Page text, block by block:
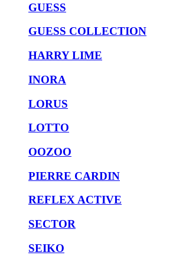
GUESS
GUESS COLLECTION
HARRY LIME
INORA
LORUS
LOTTO
OOZOO
PIERRE CARDIN
REFLEX ACTIVE
SECTOR
SEIKO